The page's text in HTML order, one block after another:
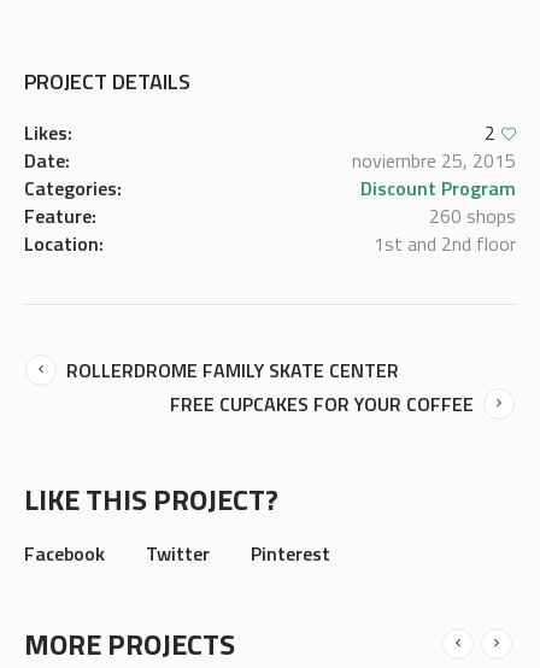
PROJECT DETAILS
Likes:
2
Date:
noviembre 25, 2015
Categories:
Discount Program
Feature:
260 shops
Location:
1st and 2nd floor
ROLLERDROME FAMILY SKATE CENTER
FREE CUPCAKES FOR YOUR COFFEE
LIKE THIS PROJECT?
Facebook Twitter Pinterest
MORE PROJECTS